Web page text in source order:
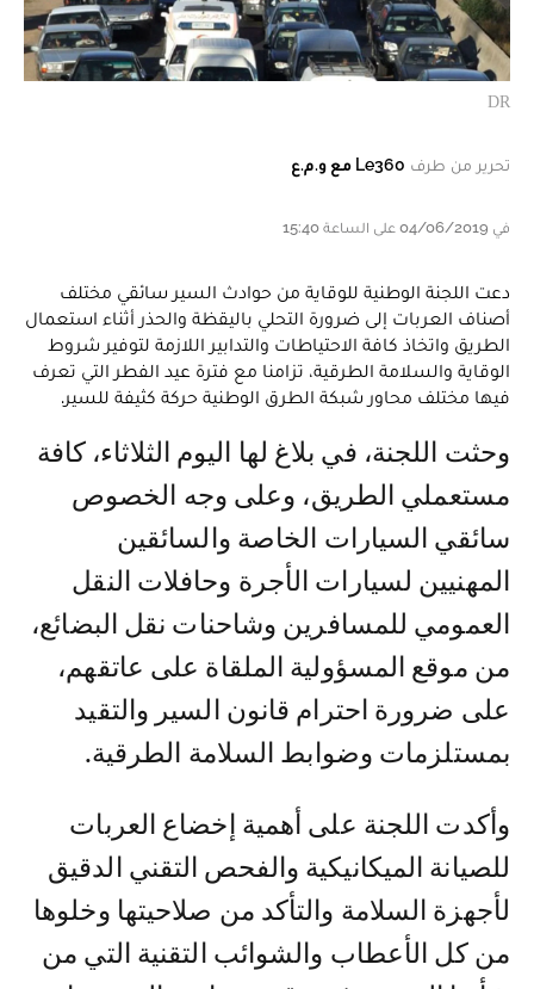
DR
تحرير من طرف Le360 مع و.م.ع
في 04/06/2019 على الساعة 15:40
دعت اللجنة الوطنية للوقاية من حوادث السير سائقي مختلف
أصناف العربات إلى ضرورة التحلي باليقظة والحذر أثناء استعمال
الطريق واتخاذ كافة الاحتياطات والتدابير اللازمة لتوفير شروط
الوقاية والسلامة الطرقية، تزامنا مع فترة عيد الفطر التي تعرف
فيها مختلف محاور شبكة الطرق الوطنية حركة كثيفة للسير.
وحثت اللجنة، في بلاغ لها اليوم الثلاثاء، كافة
مستعملي الطريق، وعلى وجه الخصوص
سائقي السيارات الخاصة والسائقين
المهنيين لسيارات الأجرة وحافلات النقل
العمومي للمسافرين وشاحنات نقل البضائع،
من موقع المسؤولية الملقاة على عاتقهم،
على ضرورة احترام قانون السير والتقيد
بمستلزمات وضوابط السلامة الطرقية.
وأكدت اللجنة على أهمية إخضاع العربات
للصيانة الميكانيكية والفحص التقني الدقيق
لأجهزة السلامة والتأكد من صلاحيتها وخلوها
من كل الأعطاب والشوائب التقنية التي من